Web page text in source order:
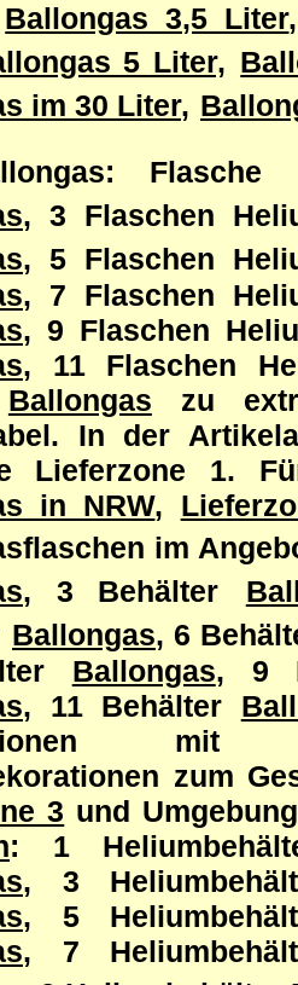
Ballongas 3,5 Liter,
5 Liter,
im 30 Liter,
Flasche
, 3 Flaschen
, 5 Flaschen
, 7 Flaschen
, 9 Flaschen
, 11 Flaschen
Ballongas zu
In der
Lieferzone 1.
in NRW,
im
, 3 Behälter
Ballongas, 6
Ballongas, 9
, 11 Behälter
mit
zum
3 und
: 1
, 3
, 5
, 7